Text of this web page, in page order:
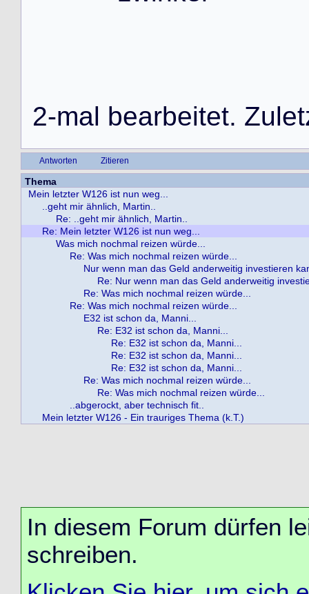
2-mal bearbeitet. Zulet
Antworten Zitieren
Thema
Mein letzter W126 ist nun weg...
..geht mir ähnlich, Martin..
Re: ..geht mir ähnlich, Martin..
Re: Mein letzter W126 ist nun weg...
Was mich nochmal reizen würde...
Re: Was mich nochmal reizen würde...
Nur wenn man das Geld anderweitig investieren
Re: Nur wenn man das Geld anderweitig
Re: Was mich nochmal reizen würde...
Re: Was mich nochmal reizen würde...
E32 ist schon da, Manni...
Re: E32 ist schon da, Manni...
Re: E32 ist schon da, Manni...
Re: E32 ist schon da, Manni...
Re: E32 ist schon da, Manni...
Re: Was mich nochmal reizen würde...
Re: Was mich nochmal reizen würde...
..abgerockt, aber technisch fit..
Mein letzter W126 - Ein trauriges Thema (k.T.)
In diesem Forum dürfen
schreiben.